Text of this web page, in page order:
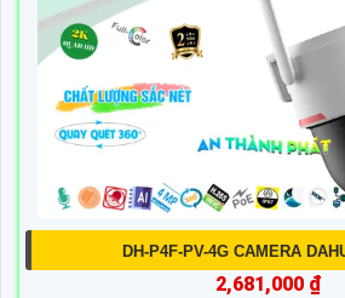
DH-P4F-PV-4G CAMERA
2,681,000 ₫